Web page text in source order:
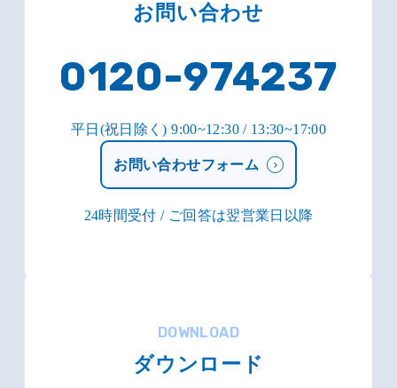
お問い合わせ
0120-974237
平日(祝日除く) 9:00~12:30 / 13:30~17:00
お問い合わせフォーム
24時間受付 / ご回答は翌営業日以降
DOWNLOAD
ダウンロード